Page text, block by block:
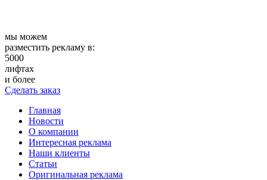
мы можем
разместить рекламу в:
5000
лифтах
и более
Сделать заказ
Главная
Новости
О компании
Интересная реклама
Наши клиенты
Статьи
Оригинальная реклама